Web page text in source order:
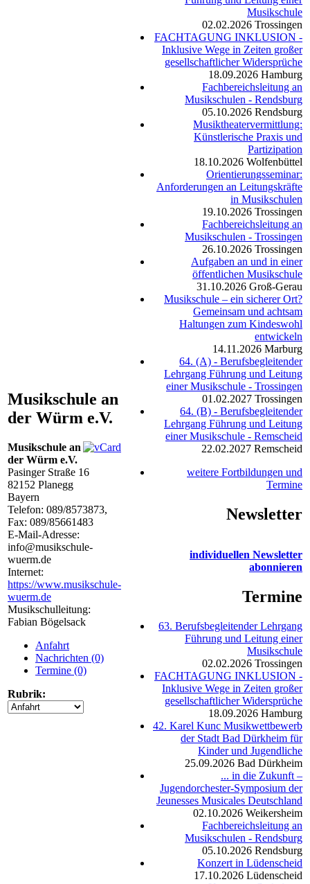
Musikschule an
der Würm e.V.
Musikschule an
der Würm e.V.
Pasinger Straße 16
82152 Planegg
Bayern
Telefon: 089/8573873,
Fax: 089/85661483
E-Mail-Adresse:
info@musikschule-
wuerm.de
Internet:
https://www.musikschule-
wuerm.de
Musikschulleitung:
Fabian Bögelsack
Anfahrt
Nachrichten (0)
Termine (0)
Rubrik:
Musikschule
02.02.2026 Trossingen
FACHTAGUNG INKLUSION -
Inklusive Wege in Zeiten großer
gesellschaftlicher Widersprüche
18.09.2026 Hamburg
Fachbereichsleitung an
Musikschulen - Rendsburg
05.10.2026 Rendsburg
Musiktheatervermittlung:
Künstlerische Praxis und
Partizipation
18.10.2026 Wolfenbüttel
Orientierungsseminar:
Anforderungen an Leitungskräfte
in Musikschulen
19.10.2026 Trossingen
Fachbereichsleitung an
Musikschulen - Trossingen
26.10.2026 Trossingen
Aufgaben an und in einer
öffentlichen Musikschule
31.10.2026 Groß-Gerau
Musikschule – ein sicherer Ort?
Gemeinsam und achtsam
Haltungen zum Kindeswohl
entwickeln
14.11.2026 Marburg
64. (A) - Berufsbegleitender
Lehrgang Führung und Leitung
einer Musikschule - Trossingen
01.02.2027 Trossingen
64. (B) - Berufsbegleitender
Lehrgang Führung und Leitung
einer Musikschule - Remscheid
22.02.2027 Remscheid
weitere Fortbildungen und
Termine
Newsletter
individuellen Newsletter
abonnieren
Termine
63. Berufsbegleitender Lehrgang
Führung und Leitung einer
Musikschule
02.02.2026 Trossingen
FACHTAGUNG INKLUSION -
Inklusive Wege in Zeiten großer
gesellschaftlicher Widersprüche
18.09.2026 Hamburg
42. Karel Kunc Musikwettbewerb
der Stadt Bad Dürkheim für
Kinder und Jugendliche
25.09.2026 Bad Dürkheim
... in die Zukunft –
Jugendorchester-Symposium der
Jeunesses Musicales Deutschland
02.10.2026 Weikersheim
Fachbereichsleitung an
Musikschulen - Rendsburg
05.10.2026 Rendsburg
Konzert in Lüdenscheid
17.10.2026 Lüdenscheid